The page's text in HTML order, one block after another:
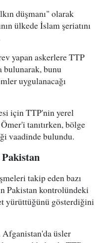
düşmanı" olarak
ülkede İslam şeriatını
yapan askerlere TTP
bulunarak, bunu
uygulanacağı
için TTP'nin yerel
tanıtırken, bölge
vaadinde bulundu.
takip eden bazı
Pakistan kontrolündeki
yürüttüğünü gösterdiğini
üsler